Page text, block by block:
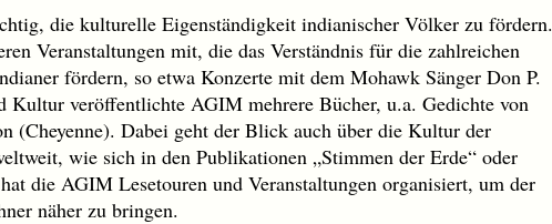
die kulturelle Eigenständigkeit indianischer Völker zu fördern.
Veranstaltungen mit, die das Verständnis für die zahlreichen
fördern, so etwa Konzerte mit dem Mohawk Sänger Don P.
veröffentlichte AGIM mehrere Bücher, u.a. Gedichte von
(Cheyenne). Dabei geht der Blick auch über die Kultur der
wie sich in den Publikationen „Stimmen der Erde“ oder
die AGIM Lesetouren und Veranstaltungen organisiert, um der
näher zu bringen.